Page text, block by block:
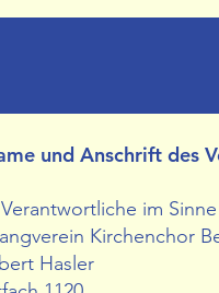
und Anschrift des
im
Kirchenchor
Hasler